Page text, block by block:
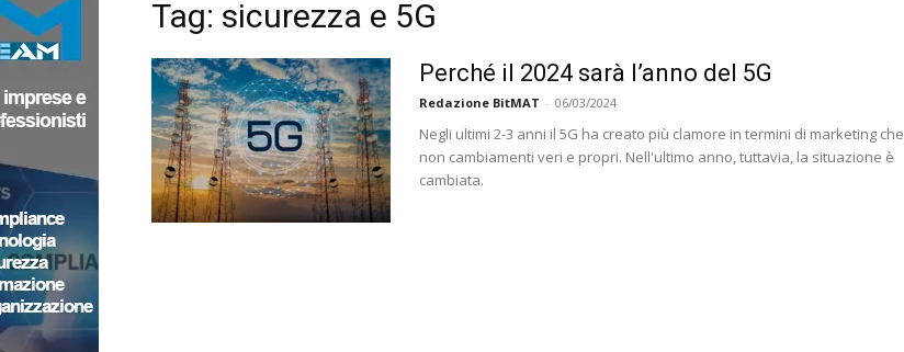
Tag: sicurezza e 5G
Perché il 2024 sarà l’anno del 5G
Redazione BitMAT - 06/03/2024
Negli ultimi 2-3 anni il 5G ha creato più clamore in termini di marketing che
non cambiamenti veri e propri. Nell'ultimo anno, tuttavia, la situazione è
cambiata.